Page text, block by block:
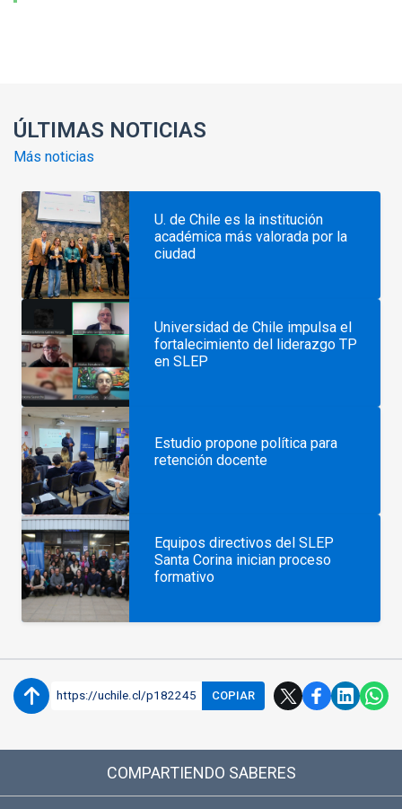
ÚLTIMAS NOTICIAS
Más noticias
U. de Chile es la institución
académica más valorada por la
ciudad
Universidad de Chile impulsa el
fortalecimiento del liderazgo TP
en SLEP
Estudio propone política para
retención docente
Equipos directivos del SLEP
Santa Corina inician proceso
formativo
https://uchile.cl/p182245 COPIAR
COMPARTIENDO SABERES